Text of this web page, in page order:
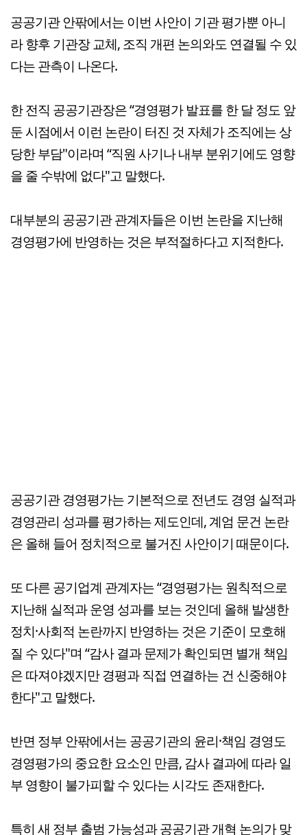
공공기관 안팎에서는 이번 사안이 기관 평가뿐 아니
라 향후 기관장 교체, 조직 개편 논의와도 연결될 수 있
다는 관측이 나온다.
한 전직 공공기관장은 “경영평가 발표를 한 달 정도 앞
둔 시점에서 이런 논란이 터진 것 자체가 조직에는 상
당한 부담"이라며 “직원 사기나 내부 분위기에도 영향
을 줄 수밖에 없다"고 말했다.
대부분의 공공기관 관계자들은 이번 논란을 지난해
경영평가에 반영하는 것은 부적절하다고 지적한다.
공공기관 경영평가는 기본적으로 전년도 경영 실적과
경영관리 성과를 평가하는 제도인데, 계엄 문건 논란
은 올해 들어 정치적으로 불거진 사안이기 때문이다.
또 다른 공기업계 관계자는 “경영평가는 원칙적으로
지난해 실적과 운영 성과를 보는 것인데 올해 발생한
정치·사회적 논란까지 반영하는 것은 기준이 모호해
질 수 있다"며 “감사 결과 문제가 확인되면 별개 책임
은 따져야겠지만 경평과 직접 연결하는 건 신중해야
한다"고 말했다.
반면 정부 안팎에서는 공공기관의 윤리·책임 경영도
경영평가의 중요한 요소인 만큼, 감사 결과에 따라 일
부 영향이 불가피할 수 있다는 시각도 존재한다.
특히 새 정부 출범 가능성과 공공기관 개혁 논의가 맞